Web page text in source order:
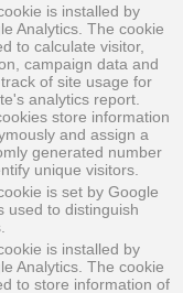
is installed by
Analytics. The cookie
to calculate visitor,
campaign data and
of site usage for
analytics report.
store information
and assign a
generated number
unique visitors.
is set by Google
used to distinguish
is installed by
Analytics. The cookie
to store information of